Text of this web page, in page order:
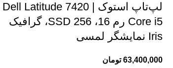
لپ‌تاپ استوک Dell Latitude 7420 |
Core i5 رم 16، SSD 256، گرافیک
Iris نمایشگر لمسی
63,400,000 تومان